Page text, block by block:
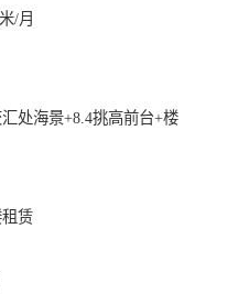
/月
处海景+8.4挑高前台+楼
赁